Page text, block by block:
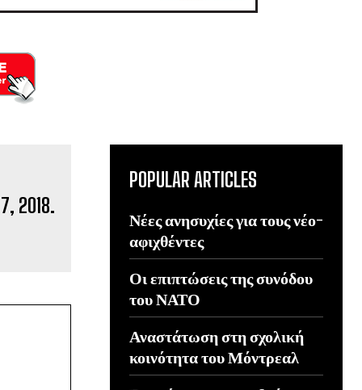
POPULAR ARTICLES
Νέες ανησυχίες για τους νέο-
αφιχθέντες
Οι επιπτώσεις της συνόδου
του ΝΑΤΟ
Αναστάτωση στη σχολική
κοινότητα του Μόντρεαλ